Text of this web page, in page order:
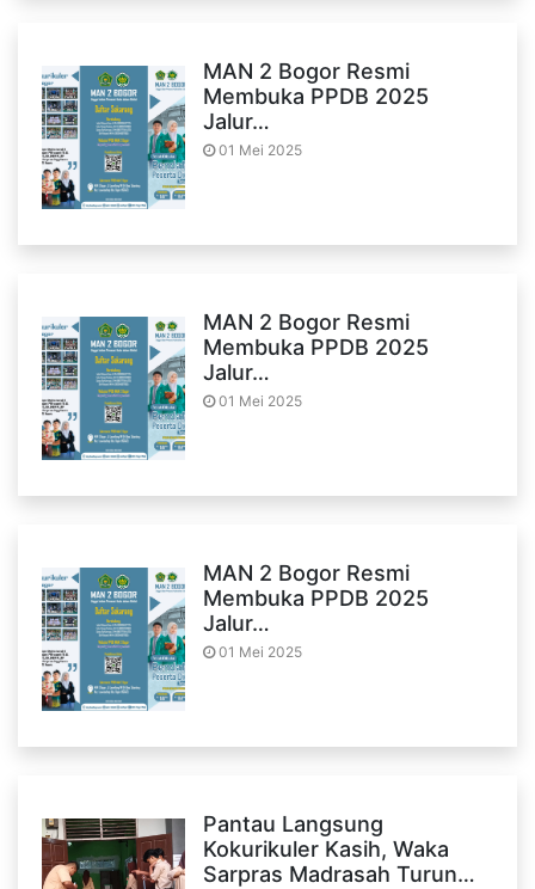
MAN 2 Bogor Resmi
Membuka PPDB 2025
Jalur…
01 Mei 2025
MAN 2 Bogor Resmi
Membuka PPDB 2025
Jalur…
01 Mei 2025
MAN 2 Bogor Resmi
Membuka PPDB 2025
Jalur…
01 Mei 2025
Pantau Langsung
Kokurikuler Kasih, Waka
Sarpras Madrasah Turun…